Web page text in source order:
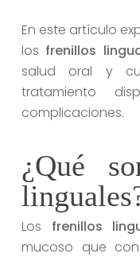
En este artículo
los frenillos
salud oral y
tratamiento
complicaciones.
¿Qué
Los frenillos
mucoso que